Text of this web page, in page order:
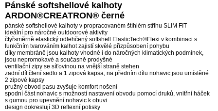
Pánské softshellové kalhoty
ARDON®CREATRON® černé
pánské softshellové kalhoty v propracovaném štíhlém střihu SLIM FIT
ideální pro náročné outdoorové aktivity
čtyřsměrně elastický odlehčený softshell ElasticTech®Flexi v kombinaci s
funkčním tvarováním kalhot zajistí skvělé přizpůsobení pohybu
díky membráně jsou kalhoty vhodné i do náročných klimatických podmínek,
jsou nepromokavé a současně prodyšné
ventilační zipy se síťovinou na vnější straně stehen
zadní díl člení sedlo a 1 zipová kapsa, na předním dílu nohavic jsou umístěné
2 zipové kapsy
pružný obvod pasu zvyšuje komfort nošení
spodní část nohavic s možností nastavení obvodu pomocí druků, vnitřní háček
s gumou pro upevnění nohavic k obuvi
design dokreslují 3D reflexní potisky